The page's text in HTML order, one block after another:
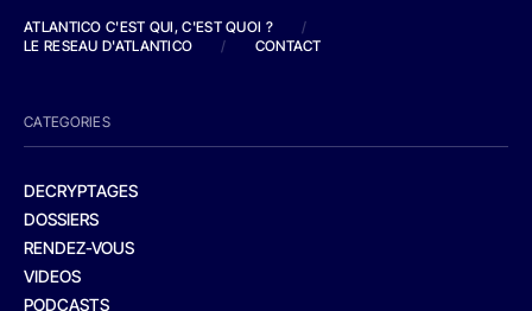
ATLANTICO C'EST QUI, C'EST QUOI ?
/
LE RESEAU D'ATLANTICO
/ CONTACT
CATEGORIES
DECRYPTAGES
DOSSIERS
RENDEZ-VOUS
VIDEOS
PODCASTS